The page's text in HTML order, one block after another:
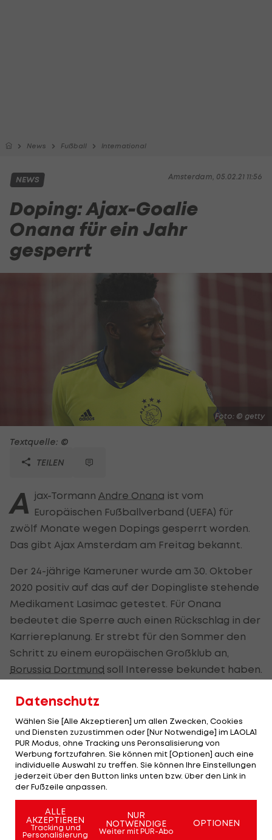
News Fußball International
Amsterdam, 05.02.21 11:56
NEWS
Doping: Ajax-Goalie
Onana für ein Jahr
gesperrt
Foto: © getty
Textquelle: ©
TEILEN
A jax-Tormann Andre Onana ist vom
Europäischen Fußballverband (UEFA) für
zwölf Monate wegen Dopings gesperrt worden.
Das gibt Ajax Amsterdam am Freitag bekannt.
Der 24-jährige Kameruner wurde am 30. Oktober
2020 positiv auf das auf der Dopingliste stehende
Medikament Lasimac getestet. Für Onana
bedeutet die Sperre auch einen Rückschlag in der
Karriereplanung. Er strebt für den Sommer den
Schritt zu einem europäischen Großklub an,
Borussia Dortmund soll Interesse bekundet haben.
Für Ajax reißen damit die Negativschlagzeilen
vergessen hatten, ihren neuen Stürmer Sebastien
Haller für die Europa League zu melden.
Ajax:
EL-Kader
Europa League
Datenschutz
Wählen Sie [Alle Akzeptieren] um allen Zwecken, Cookies
und Diensten zuzustimmen oder [Nur Notwendige] im LAOLA1
PUR Modus, ohne Tracking uns Peronsalisierung von
Werbung fortzufahren. Sie können mit [Optionen] auch eine
individuelle Auswahl zu treffen. Sie können Ihre Einstellungen
jederzeit über den Button links unten bzw. über den Link in
der Fußzeile anpassen.
ALLE
AKZEPTIEREN
Tracking und
Personalisierung
NUR
NOTWENDIGE
Weiter mit PUR-Abo
OPTIONEN